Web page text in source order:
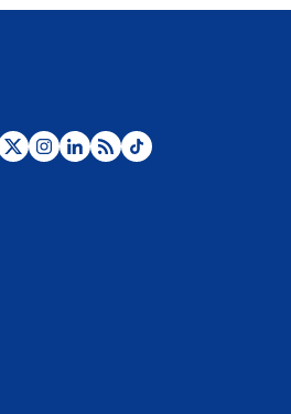
Posesión de Abelardo De La Espriella